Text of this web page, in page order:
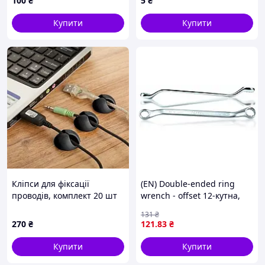
для фіксації центральної
жили, BOX Q100/2500
Купити
Купити
Кліпси для фіксації
проводів, комплект 20 шт
270 ₴
Купити
(EN) Double-ended ring
wrench - offset 12-кутна,
довжина: 170 мм, 1 шт
TOPTUL AAEH0810
121.83 ₴
131₴
Купити